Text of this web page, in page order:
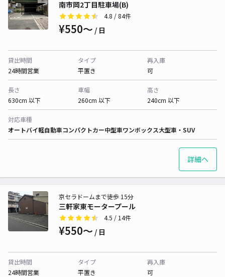
南市岡2丁目駐車場(B)
4.8 / 84件
¥550〜 / 日
貸出時間
24時間営業
タイプ
平置き
再入庫
可
長さ
630cm 以下
車幅
260cm 以下
高さ
240cm 以下
対応車種
オートバイ軽自動車コンパクトカー中型車ワンボックス大型車・SUV
詳細へ
三軒家東モータープール
京セラドームまで徒歩 15分
4.5 / 14件
¥550〜 / 日
貸出時間
24時間営業
タイプ
平置き
再入庫
可